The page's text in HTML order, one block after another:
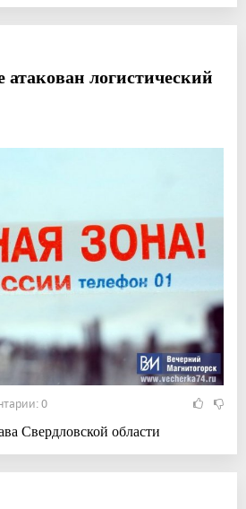
атакован логистический
0
Свердловской области